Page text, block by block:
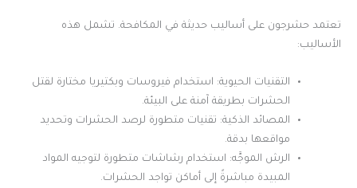
تعتمد حشرجون على أساليب حديثة في المكافحة. تشمل هذه
الأساليب:
التقنيات الحيوية: استخدام فيروسات وبكتيريا مختارة لقتل
الحشرات بطريقة آمنة على البيئة.
المصائد الذكية: تقنيات متطورة لرصد الحشرات وتحديد
مواقعها بدقة.
الرش الموجَّه: استخدام رشاشات متطورة لتوجيه المواد
المبيدة مباشرةً إلى أماكن تواجد الحشرات.